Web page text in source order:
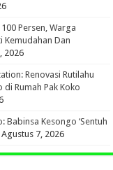
Persen, Warga
Kemudahan Dan
2026
Renovasi Rutilahu
Rumah Pak Koko
Kesongo ‘Sentuh
Agustus 7, 2026